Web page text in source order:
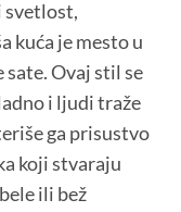
svetlost,
kuća je mesto u
sate. Ovaj stil se
i ljudi traže
ga prisustvo
koji stvaraju
ili bež